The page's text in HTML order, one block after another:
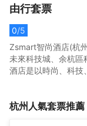
由行套票
0/5
Zsmart智尚酒店(杭
未來科技城、余杭區
酒店是以時尚、科技
計師及數碼達人聯
是商務出行還是休閑
Zsmart智尚酒店(杭
酒店是以時尚、科技
杭州 人氣套票推薦